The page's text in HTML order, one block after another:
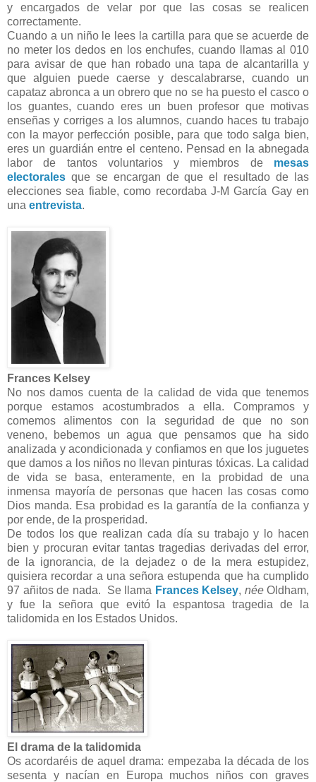
y encargados de velar por que las cosas se realicen
correctamente.
Cuando a un niño le lees la cartilla para que se acuerde de
no meter los dedos en los enchufes, cuando llamas al 010
para avisar de que han robado una tapa de alcantarilla y
que alguien puede caerse y descalabrarse, cuando un
capataz abronca a un obrero que no se ha puesto el casco o
los guantes, cuando eres un buen profesor que motivas
enseñas y corriges a los alumnos, cuando haces tu trabajo
con la mayor perfección posible, para que todo salga bien,
eres un guardián entre el centeno. Pensad en la abnegada
labor de tantos voluntarios y miembros de mesas
electorales que se encargan de que el resultado de las
elecciones sea fiable, como recordaba J-M García Gay en
una entrevista.
Frances Kelsey
No nos damos cuenta de la calidad de vida que tenemos
porque estamos acostumbrados a ella. Compramos y
comemos alimentos con la seguridad de que no son
veneno, bebemos un agua que pensamos que ha sido
analizada y acondicionada y confiamos en que los juguetes
que damos a los niños no llevan pinturas tóxicas. La calidad
de vida se basa, enteramente, en la probidad de una
inmensa mayoría de personas que hacen las cosas como
Dios manda. Esa probidad es la garantía de la confianza y
por ende, de la prosperidad.
De todos los que realizan cada día su trabajo y lo hacen
bien y procuran evitar tantas tragedias derivadas del error,
de la ignorancia, de la dejadez o de la mera estupidez,
quisiera recordar a una señora estupenda que ha cumplido
97 añitos de nada. Se llama Frances Kelsey, néeOldham,
y fue la señora que evitó la espantosa tragedia de la
talidomida en los Estados Unidos.
El drama de la talidomida
Os acordaréis de aquel drama: empezaba la década de los
sesenta y nacían en Europa muchos niños con graves